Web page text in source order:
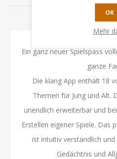
Ein ganz neuer Spielspass
ganze
Die klang App enthält 18
Themen für Jung und Alt.
unendlich erweiterbar und
Erstellen eigener Spiele. Das
ist intuitiv verständlich
Gedächtnis und
OK
Mehr